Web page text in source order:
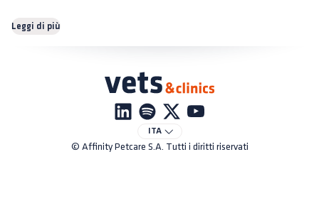
Leggi di più
ITA
© Affinity Petcare S.A. Tutti i diritti riservati